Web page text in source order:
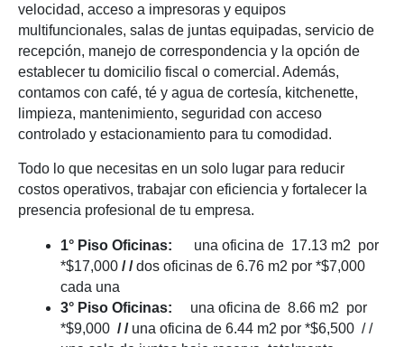
velocidad, acceso a impresoras y equipos
multifuncionales, salas de juntas equipadas, servicio de
recepción, manejo de correspondencia y la opción de
establecer tu domicilio fiscal o comercial. Además,
contamos con café, té y agua de cortesía, kitchenette,
limpieza, mantenimiento, seguridad con acceso
controlado y estacionamiento para tu comodidad.
Todo lo que necesitas en un solo lugar para reducir
costos operativos, trabajar con eficiencia y fortalecer la
presencia profesional de tu empresa.
1° Piso Oficinas: una oficina de 17.13 m2 por
*$17,000 / /dos oficinas de 6.76 m2 por *$7,000
cada una
3° Piso Oficinas: una oficina de 8.66 m2 por
*$9,000 / /una oficina de 6.44 m2 por *$6,500 / /